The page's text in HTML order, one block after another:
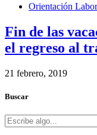
Orientación
Fin de las
el regreso al
21 febrero, 2019
Buscar